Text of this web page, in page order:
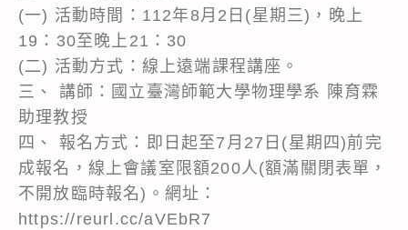
(一) 活動時間：112年8月2日(星期三)，晚上
19：30至晚上21：30
(二) 活動方式：線上遠端課程講座。
三、 講師：國立臺灣師範大學物理學系 陳育霖
助理教授
四、 報名方式：即日起至7月27日(星期四)前完
成報名，線上會議室限額200人(額滿關閉表單，
不開放臨時報名)。網址：
https://reurl.cc/aVEbR7